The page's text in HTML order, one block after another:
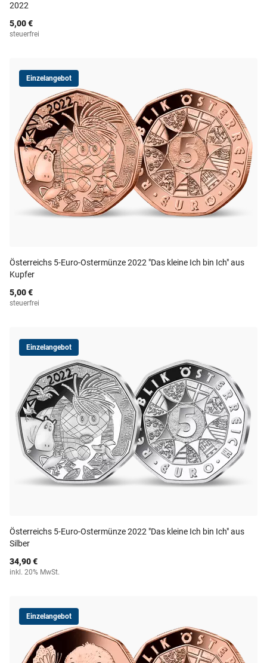
2022
5,00 €
steuerfrei
Einzelangebot
Österreichs 5-Euro-Ostermünze 2022 "Das kleine Ich bin Ich" aus
Kupfer
5,00 €
steuerfrei
Einzelangebot
Österreichs 5-Euro-Ostermünze 2022 "Das kleine Ich bin Ich" aus
Silber
34,90 €
inkl. 20% MwSt.
Einzelangebot